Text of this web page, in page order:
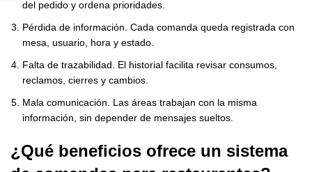
del pedido y ordena prioridades.
Pérdida de información. Cada comanda queda registrada con
mesa, usuario, hora y estado.
Falta de trazabilidad. El historial facilita revisar consumos,
reclamos, cierres y cambios.
Mala comunicación. Las áreas trabajan con la misma
información, sin depender de mensajes sueltos.
¿Qué beneficios ofrece un sistema